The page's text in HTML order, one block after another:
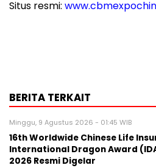
Situs resmi:
BERITA TERKAIT
Minggu, 9 Agustus 2026 - 01:45 WIB
16th Worldwide Chinese Life
International Dragon Award
2026 Resmi Digelar